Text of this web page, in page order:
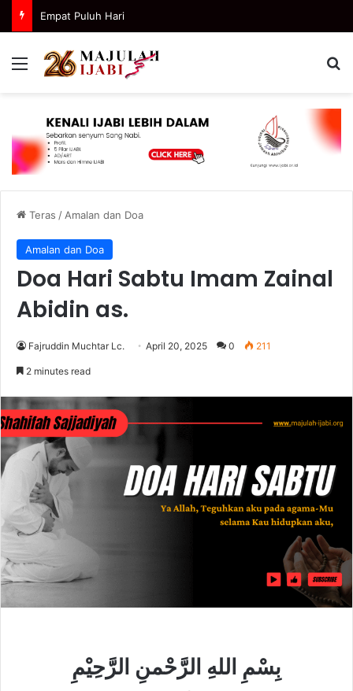
Empat Puluh Hari
Menu
Teras / Amalan dan Doa
Amalan dan Doa
Doa Hari Sabtu Imam Zainal
Abidin as.
Fajruddin Muchtar Lc. April 20, 2025 0 211
2 minutes read
بِسْمِ اللهِ الرَّحْمنِ الرَّحِيْمِ